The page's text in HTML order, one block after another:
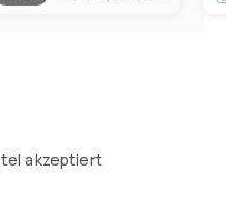
akzeptiert